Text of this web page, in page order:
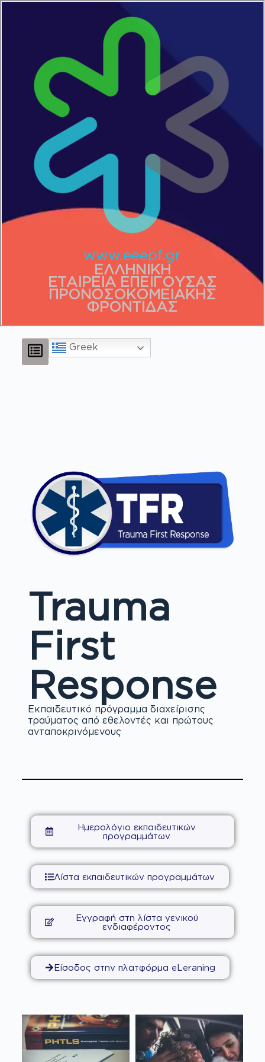
ΕΛΛΗΝΙΚΗ
ΕΤΑΙΡΕΙΑ ΕΠΕΙΓΟΥΣΑΣ
ΠΡΟΝΟΣΟΚΟΜΕΙΑΚΗΣ
ΦΡΟΝΤΙΔΑΣ
www.eeepf.gr
Greek
Trauma
First
Response
Εκπαιδευτικό πρόγραμμα διαχείρισης
τραύματος από εθελοντές και πρώτους
ανταποκρινόμενους
Ημερολόγιο εκπαιδευτικών
προγραμμάτων
Λίστα εκπαιδευτικών προγραμμάτων
Εγγραφή στη λίστα γενικού
ενδιαφέροντος
Είσοδος στην πλατφόρμα eLeraning